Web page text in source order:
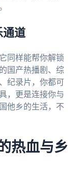
通道
同样能帮你解锁
国产热播剧、综
纪录片，你都可
，更是连接你与
他乡的生活，不
热血与乡